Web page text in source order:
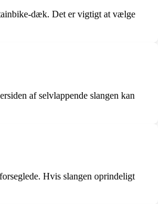
dæk. Det er vigtigt at vælge
af selvlappende slangen kan
Hvis slangen oprindeligt